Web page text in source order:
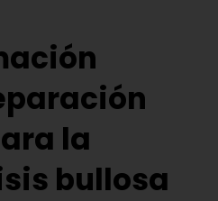
la
bullosa